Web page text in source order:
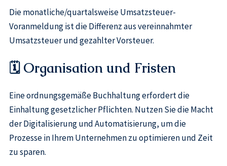
Die monatliche/quartalsweise Umsatzsteuer-
Voranmeldung ist die Differenz aus vereinnahmter
Umsatzsteuer und gezahlter Vorsteuer.
🗓️ Organisation und Fristen
Eine ordnungsgemäße Buchhaltung erfordert die
Einhaltung gesetzlicher Pflichten. Nutzen Sie die Macht
der Digitalisierung und Automatisierung, um die
Prozesse in Ihrem Unternehmen zu optimieren und Zeit
zu sparen.